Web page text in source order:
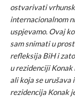
ostvarivati
internacionalnom
uspjevamo. Ovaj
sam snimati u
refleksija BiH i
u rezidenciji
ali koja se urušava
rezidencija Konak